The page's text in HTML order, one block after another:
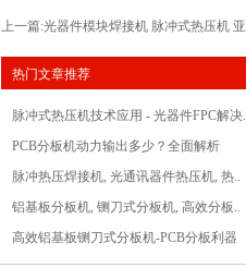
上一篇:光器件模块焊接机 脉冲式热压机
热门文章推荐
脉冲式热压机技术应用 - 光器件FPC解决
PCB分板机动力输出多少？全面解析
脉冲热压焊接机, 光通讯器件热压机, 热..
铝基板分板机, 铡刀式分板机, 高效分板..
高效铝基板铡刀式分板机-PCB分板利器